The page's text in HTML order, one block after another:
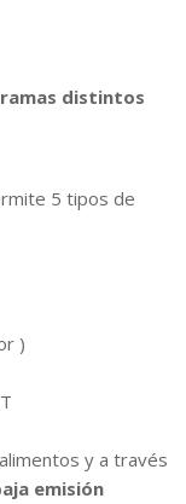
distintos
5 tipos de
)
y a través
emisión